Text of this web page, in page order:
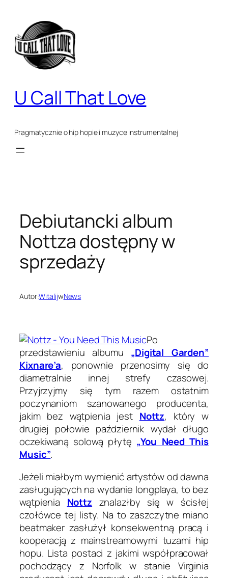
treści
U Call That Love
Pragmatycznie o hip hopie i muzyce instrumentalnej
Debiutancki album
Nottza dostępny w
sprzedaży
Autor:WitalijwNews
Po
przedstawieniu albumu „Digital Garden”
Kixnare’a, ponownie przenosimy się do
diametralnie innej strefy czasowej.
Przyjrzyjmy się tym razem ostatnim
poczynaniom szanowanego producenta,
jakim bez wątpienia jest Nottz, który w
drugiej połowie październik wydał długo
oczekiwaną solową płytę „You Need This
Music”.
Jeżeli miałbym wymienić artystów od dawna
zasługujących na wydanie longplaya, to bez
wątpienia Nottz znalazłby się w ścisłej
czołówce tej listy. Na to zaszczytne miano
beatmaker zasłużył konsekwentną pracą i
kooperacją z mainstreamowymi tuzami hip
hopu. Lista postaci z jakimi współpracował
pochodzący z Norfolk w stanie Virginia